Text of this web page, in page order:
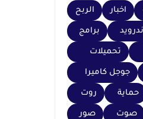
اخبار الربح
برامج
تحميلات
جوجل كاميرا
حماية روت
صوت صور